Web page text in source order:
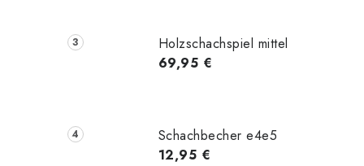
Holzschachspiel mittel
69,95 €
Schachbecher e4e5
12,95 €